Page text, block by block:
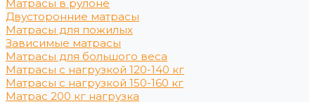
Матрасы в рулоне
Двусторонние матрасы
Матрасы для пожилых
Зависимые матрасы
Матрасы для большого веса
Матрасы с нагрузкой 120-140 кг
Матрасы с нагрузкой 150-160 кг
Матрас 200 кг нагрузка